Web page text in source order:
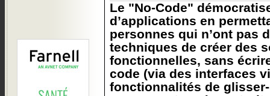
Le "No-Code"
d’applications en
personnes qui n’ont pas
techniques de créer des
fonctionnelles, sans
code (via des interfaces
fonctionnalités de